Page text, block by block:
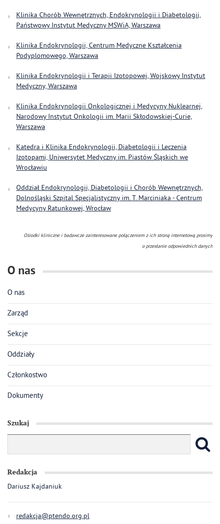
Klinika Chorób Wewnętrznych, Endokrynologii i Diabetologii,
Państwowy Instytut Medyczny MSWiA, Warszawa
Klinika Endokrynologii, Centrum Medyczne Kształcenia
Podyplomowego, Warszawa
Klinika Endokrynologii i Terapii Izotopowej, Wojskowy Instytut
Medyczny, Warszawa
Klinika Endokrynologii Onkologicznej i Medycyny Nuklearnej,
Narodowy Instytut Onkologii im. Marii Skłodowskiej-Curie,
Warszawa
Katedra i Klinika Endokrynologii, Diabetologii i Leczenia
Izotopami, Uniwersytet Medyczny im. Piastów Śląskich we
Wrocławiu
Oddział Endokrynologii, Diabetologii i Chorób Wewnętrznych,
Dolnośląski Szpital Specjalistyczny im. T. Marciniaka - Centrum
Medycyny Ratunkowej, Wrocław
Ośrodki kliniczne i badawcze zainteresowane połączeniem z ich stroną internetową prosimy
o przesłanie odpowiednich danych
O nas
O nas
Zarząd
Sekcje
Oddziały
Członkostwo
Dokumenty
Szukaj
Redakcja
Dariusz Kajdaniuk
redakcja@ptendo.org.pl